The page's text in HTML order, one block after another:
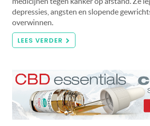
depressies, angsten en slopende
overwinnen.
LEES VERDER